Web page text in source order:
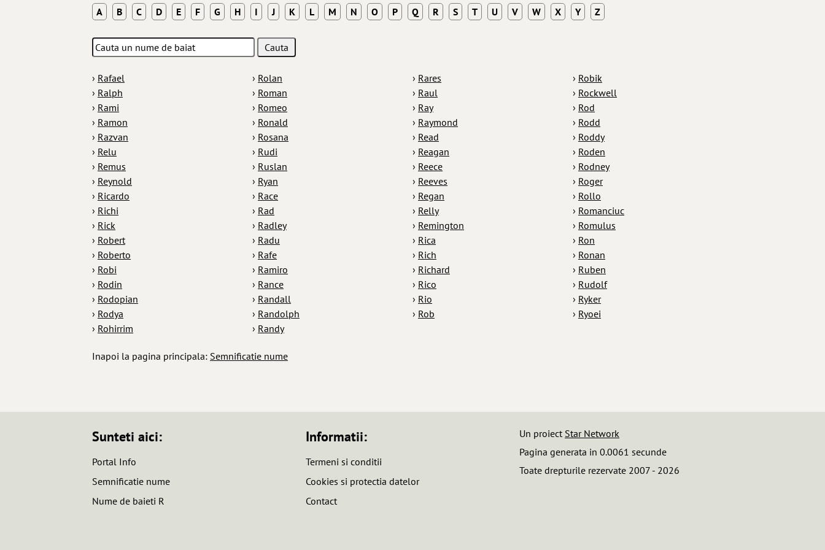
A B C D E F G H I J K L M N O P Q R S T U V W X Y Z
› Rafael
› Ralph
› Rami
› Ramon
› Razvan
› Relu
› Remus
› Reynold
› Ricardo
› Richi
› Rick
› Robert
› Roberto
› Robi
› Rodin
› Rodopian
› Rodya
› Rohirrim
› Rolan
› Roman
› Romeo
› Ronald
› Rosana
› Rudi
› Ruslan
› Ryan
› Race
› Rad
› Radley
› Radu
› Rafe
› Ramiro
› Rance
› Randall
› Randolph
› Randy
› Rares
› Raul
› Ray
› Raymond
› Read
› Reagan
› Reece
› Reeves
› Regan
› Relly
› Remington
› Rica
› Rich
› Richard
› Rico
› Rio
› Rob
› Robik
› Rockwell
› Rod
› Rodd
› Roddy
› Roden
› Rodney
› Roger
› Rollo
› Romanciuc
› Romulus
› Ron
› Ronan
› Ruben
› Rudolf
› Ryker
› Ryoei
Inapoi la pagina principala: Semnificatie nume
Sunteti aici:
Portal Info
Semnificatie nume
Nume de baieti R
Informatii:
Termeni si conditii
Cookies si protectia datelor
Contact
Un proiect Star Network
Pagina generata in 0.0061 secunde
Toate drepturile rezervate 2007 - 2026